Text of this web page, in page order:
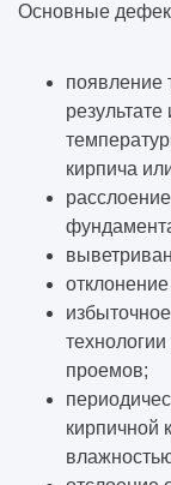
Основные
появление
кирпича
проемов;
кирпичной